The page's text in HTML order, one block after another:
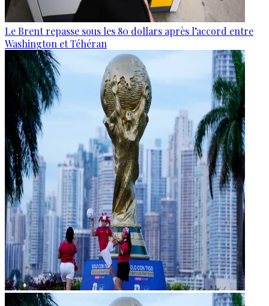
Le Brent repasse sous les 80 dollars après l’accord entre
Washington et Téhéran